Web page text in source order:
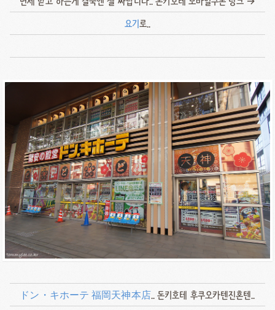
요기로..
ドン・キホーテ 福岡天神本店.. 돈키호테 후쿠오카텐진혼텐..